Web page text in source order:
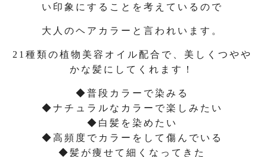
い印象にすることを考えているので
大人のヘアカラーと言われいます。
21種類の植物美容オイル配合で、美しくつやや
かな髪にしてくれます！
◆普段カラーで染みる
◆ナチュラルなカラーで楽しみたい
◆白髪を染めたい
◆高頻度でカラーをして傷んでいる
◆髪が痩せて細くなってきた